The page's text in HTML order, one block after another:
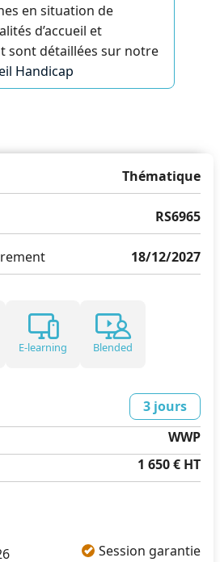
en situation de
d’accueil et
sont détaillées sur notre
Handicap
Thématique
RS6965
18/12/2027
E-learning Blended
3 jours
WWP
1 650 € HT
Session garantie